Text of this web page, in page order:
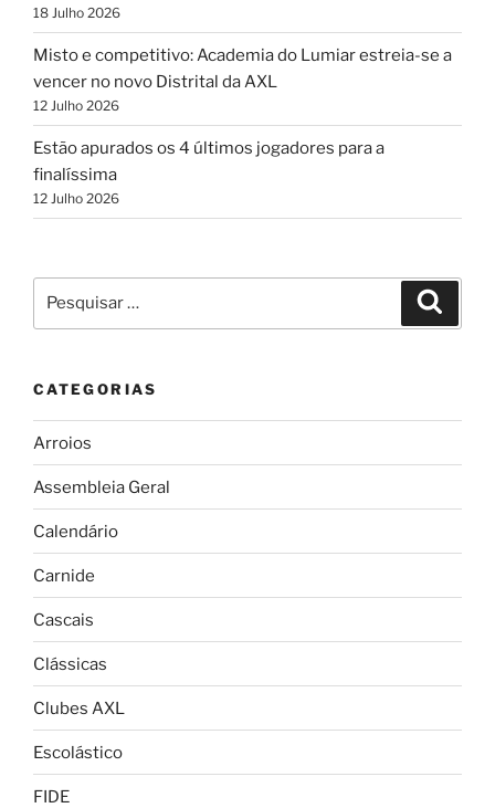
18 Julho 2026
Misto e competitivo: Academia do Lumiar estreia-se a
vencer no novo Distrital da AXL
12 Julho 2026
Estão apurados os 4 últimos jogadores para a
finalíssima
12 Julho 2026
por:
CATEGORIAS
Arroios
Assembleia Geral
Calendário
Carnide
Cascais
Clássicas
Clubes AXL
Escolástico
FIDE